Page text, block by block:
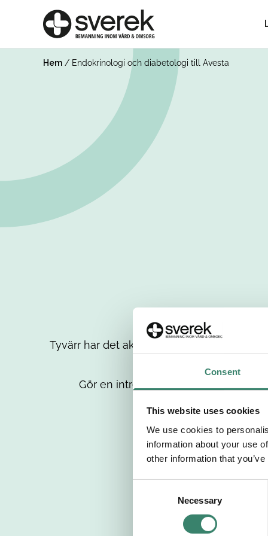
Consent
This website uses cookies
We use cookies to
information about your use
other information that
Necessary
Hem / Endokrinologi och diabetologi till Avesta
Tyvärr har det aktuella jobbet tagits bort
Gör en intresseanmälan så